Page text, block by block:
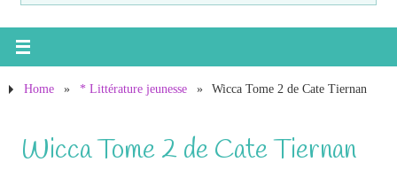
Home » * Littérature jeunesse » Wicca Tome 2 de Cate Tiernan
Wicca Tome 2 de Cate Tiernan